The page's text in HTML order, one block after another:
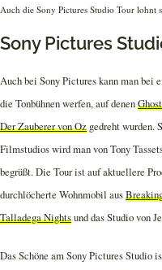
Auch die Sony Pictures Studio Tour lohnt
Sony Pictures
Auch bei Sony Pictures kann man bei
die Tonbühnen werfen, auf denen
Der Zauberer von Oz gedreht wurden.
Filmstudios wird man von Tony
begrüßt. Die Tour ist auf aktuellere
durchlöcherte Wohnmobil aus
Talladega Nightsund das Studio von
Das Schöne am Sony Pictures Studio